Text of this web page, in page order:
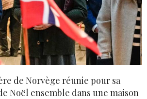
de Norvège réunie pour sa
Noël ensemble dans une maison